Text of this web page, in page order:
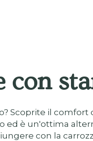
con
Scoprite il
è un'ottima
con la